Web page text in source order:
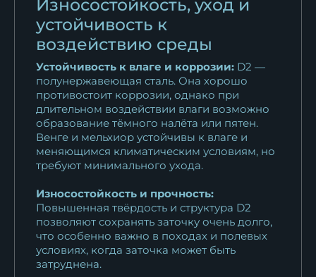
Износостойкость, уход и
устойчивость к
воздействию среды
Устойчивость к влаге и коррозии: D2 —
полунержавеющая сталь. Она хорошо
противостоит коррозии, однако при
длительном воздействии влаги возможно
образование тёмного налёта или пятен.
Венге и мельхиор устойчивы к влаге и
меняющимся климатическим условиям, но
требуют минимального ухода.
Износостойкость и прочность:
Повышенная твёрдость и структура D2
позволяют сохранять заточку очень долго,
что особенно важно в походах и полевых
условиях, когда заточка может быть
затруднена.